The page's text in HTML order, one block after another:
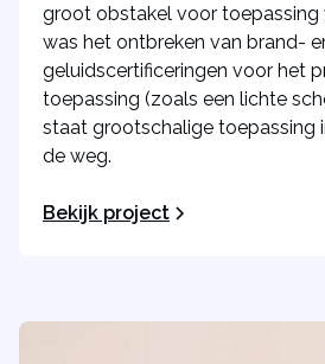
groot obstakel voor toepassing
was het ontbreken van brand-
geluidscertificeringen voor het
toepassing (zoals een lichte
staat grootschalige toepassing
de weg.
Bekijk project